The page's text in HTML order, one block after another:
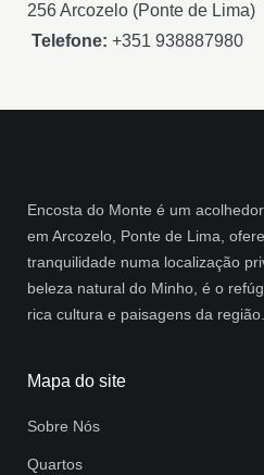
256 Arcozelo (Ponte de Lima)
Telefone: +351 938887980
Encosta do Monte é um
em Arcozelo, Ponte de Lima,
tranquilidade numa localização
beleza natural do Minho, é o
rica cultura e paisagens da região.
Mapa do site
Sobre Nós
Quartos